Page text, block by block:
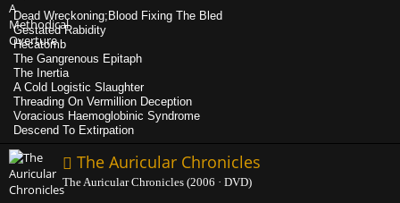
Dead Wreckoning;Blood Fixing The Bled
Gestated Rabidity
Hecatomb
The Gangrenous Epitaph
The Inertia
A Cold Logistic Slaughter
Threading On Vermillion Deception
Voracious Haemoglobinic Syndrome
Descend To Extirpation
The Auricular Chronicles
The Auricular Chronicles (2006 · DVD)